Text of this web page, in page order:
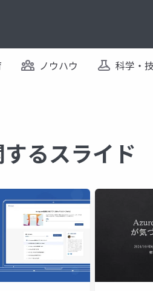
ノウハウ 科学・
るスライド